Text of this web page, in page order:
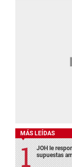
MÁS LEÍDAS
JOH le
supuestas